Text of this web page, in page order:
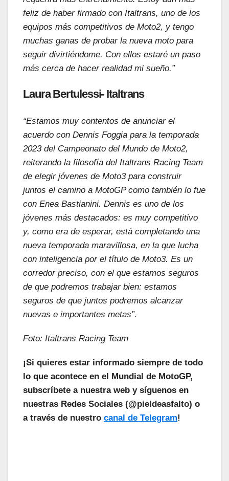
feliz de haber firmado con Italtrans, uno de los
equipos más competitivos de Moto2, y tengo
muchas ganas de probar la nueva moto para
seguir divirtiéndome. Con ellos estaré un paso
más cerca de hacer realidad mi sueño.”
Laura Bertulessi- Italtrans
“Estamos muy contentos de anunciar el
acuerdo con Dennis Foggia para la temporada
2023 del Campeonato del Mundo de Moto2,
reiterando la filosofía del Italtrans Racing Team
de elegir jóvenes de Moto3 para construir
juntos el camino a MotoGP como también lo fue
con Enea Bastianini. Dennis es uno de los
jóvenes más destacados: es muy competitivo
y, como era de esperar, está completando una
nueva temporada maravillosa, en la que lucha
con inteligencia por el título de Moto3. Es un
corredor preciso, con el que estamos seguros
de que podremos trabajar bien: estamos
seguros de que juntos podremos alcanzar
nuevas e importantes metas”.
Foto: Italtrans Racing Team
¡Si quieres estar informado siempre de todo
lo que acontece en el Mundial de MotoGP,
subscríbete a nuestra web y síguenos en
nuestras Redes Sociales (@pieldeasfalto) o
a través de nuestro canal de Telegram!